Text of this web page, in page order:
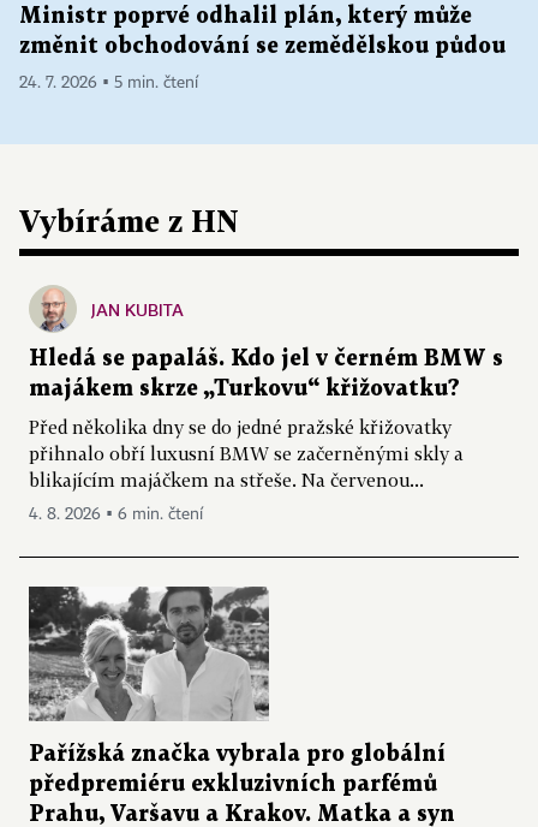
Ministr poprvé odhalil plán, který může
změnit obchodování se zemědělskou půdou
24. 7. 2026 ▪ 5 min. čtení
Vybíráme z HN
JAN KUBITA
Hledá se papaláš. Kdo jel v černém BMW s
majákem skrze „Turkovu“ křižovatku?
Před několika dny se do jedné pražské křižovatky
přihnalo obří luxusní BMW se začerněnými skly a
blikajícím majáčkem na střeše. Na červenou...
4. 8. 2026 ▪ 6 min. čtení
Pařížská značka vybrala pro globální
předpremiéru exkluzivních parfémů
Prahu, Varšavu a Krakov. Matka a syn